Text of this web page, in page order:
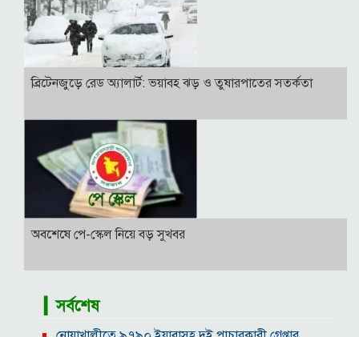
ব্রিটেনজুড়ে রেড অ্যালার্ট: ভয়াবহ ঝড় ও তুষারপাতের সতর্কতা
অবশেষে পে-স্কেল নিয়ে বড় সুখবর
▎সর্বশেষ